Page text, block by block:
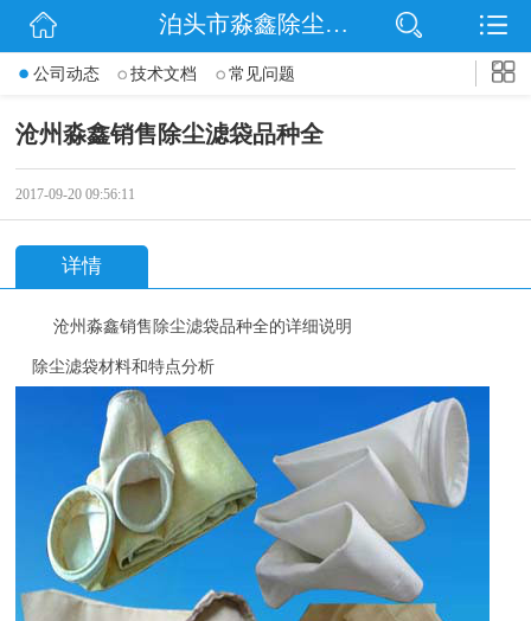
网站首页
泊头市淼鑫除尘配件销售处
公司动态 技术文档 常见问题
沧州淼鑫销售除尘滤袋品种全
2017-09-20 09:56:11
详情
沧州淼鑫销售除尘滤袋品种全的详细说明
除尘滤袋材料和特点分析